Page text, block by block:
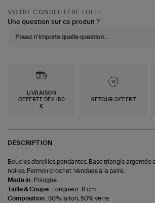
VOTRE CONSEILLÈRE LULLI
Une question sur ce produit ?
LIVRAISON
OFFERTE DÈS 150
€
RETOUR OFFERT
DESCRIPTION
Boucles d'oreilles pendantes. Base triangle argentée
noires. Fermoir crochet. Vendues à la paire.
Made in : Pologne.
Taille & Coupe :
Longueur : 8 cm.
Composition :50% laiton, 50% verre.